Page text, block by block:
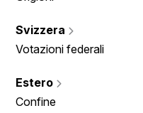
Svizzera
Votazioni federali
Estero
Confine